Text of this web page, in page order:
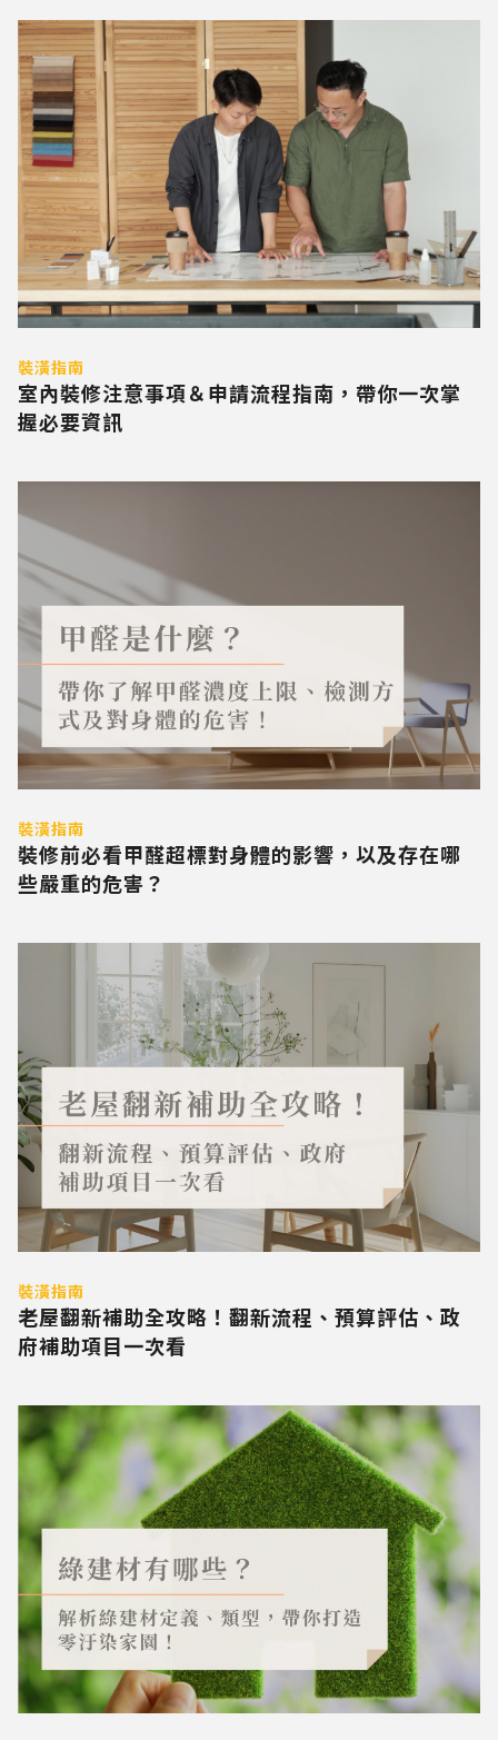
裝潢指南
室內裝修注意事項＆申請流程指南，帶你一次掌
握必要資訊
裝潢指南
裝修前必看甲醛超標對身體的影響，以及存在哪
些嚴重的危害？
裝潢指南
老屋翻新補助全攻略！翻新流程、預算評估、政
府補助項目一次看